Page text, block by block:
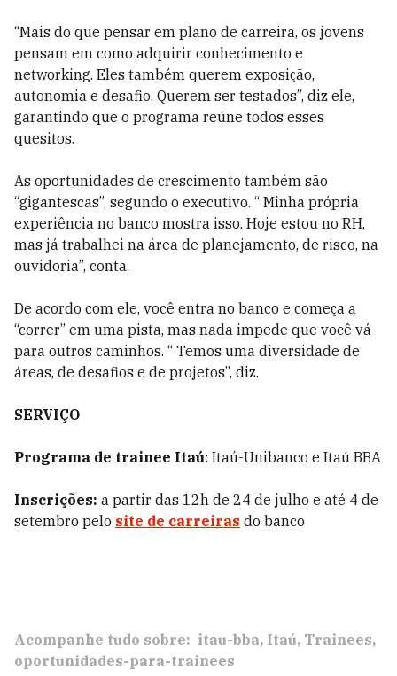
“Mais do que pensar em plano de carreira, os jovens
pensam em como adquirir conhecimento e
networking. Eles também querem exposição,
autonomia e desafio. Querem ser testados”, diz ele,
garantindo que o programa reúne todos esses
quesitos.
As oportunidades de crescimento também são
“gigantescas”, segundo o executivo. “ Minha própria
experiência no banco mostra isso. Hoje estou no RH,
mas já trabalhei na área de planejamento, de risco, na
ouvidoria”, conta.
De acordo com ele, você entra no banco e começa a
“correr” em uma pista, mas nada impede que você vá
para outros caminhos. “ Temos uma diversidade de
áreas, de desafios e de projetos”, diz.
SERVIÇO
Programa de trainee Itaú: Itaú-Unibanco e Itaú BBA
Inscrições: a partir das 12h de 24 de julho e até 4 de
setembro pelo site de carreiras do banco
Acompanhe tudo sobre: itau-bba Itaú Trainees
oportunidades-para-trainees